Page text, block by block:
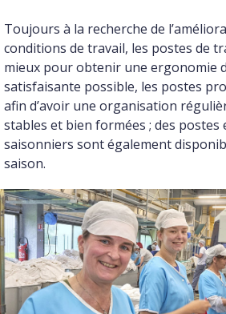
Toujours à la recherche de
conditions de travail, les postes de
mieux pour obtenir une ergonomie
satisfaisante possible, les postes
afin d’avoir une organisation
stables et bien formées ; des postes
saisonniers sont également
saison.